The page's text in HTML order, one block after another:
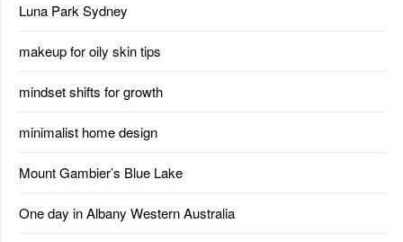
Luna Park Sydney
makeup for oily skin tips
mindset shifts for growth
minimalist home design
Mount Gambier’s Blue Lake
One day in Albany Western Australia